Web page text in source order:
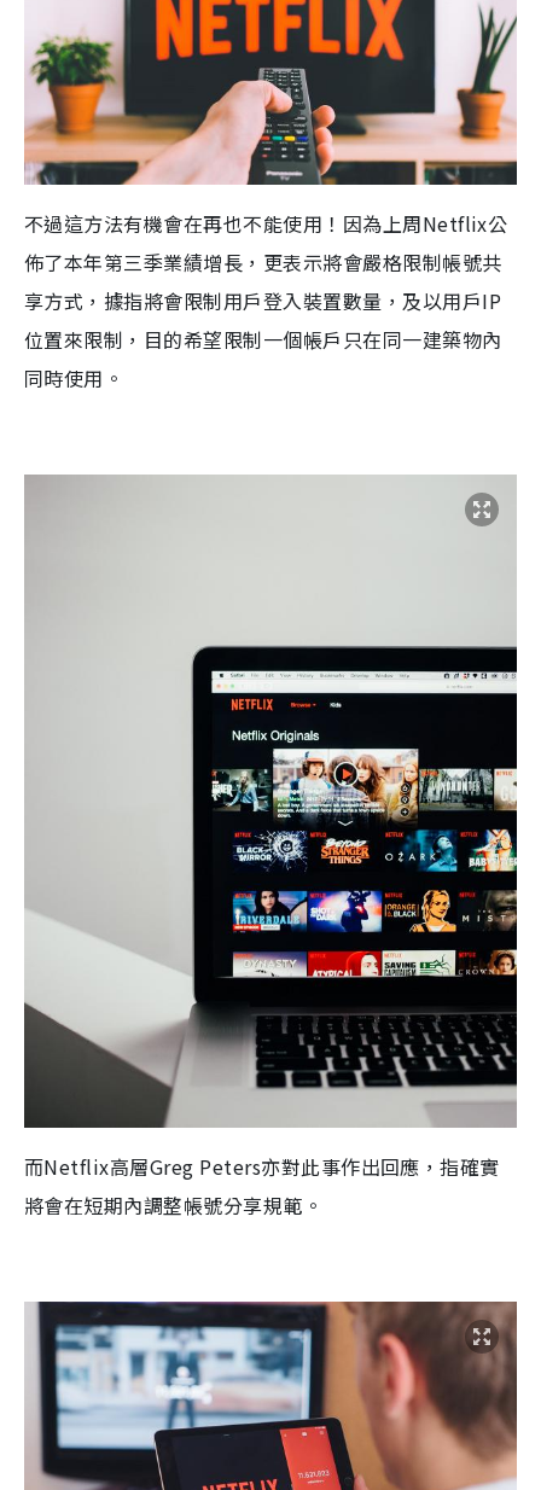
不過這方法有機會在再也不能使用！因為上周Netflix公
佈了本年第三季業績增長，更表示將會嚴格限制帳號共
享方式，據指將會限制用戶登入裝置數量，及以用戶IP
位置來限制，目的希望限制一個帳戶只在同一建築物內
同時使用。
而Netflix高層Greg Peters亦對此事作出回應，指確實
將會在短期內調整帳號分享規範。